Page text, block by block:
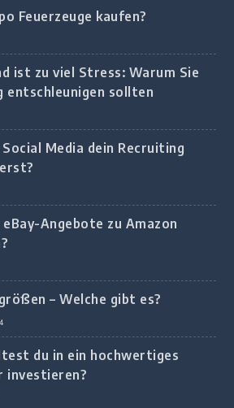
Feuerzeuge kaufen?
ist zu viel Stress: Warum Sie
entschleunigen sollten
Media dein Recruiting
eBay-Angebote zu Amazon
– Welche gibt es?
du in ein hochwertiges
investieren?